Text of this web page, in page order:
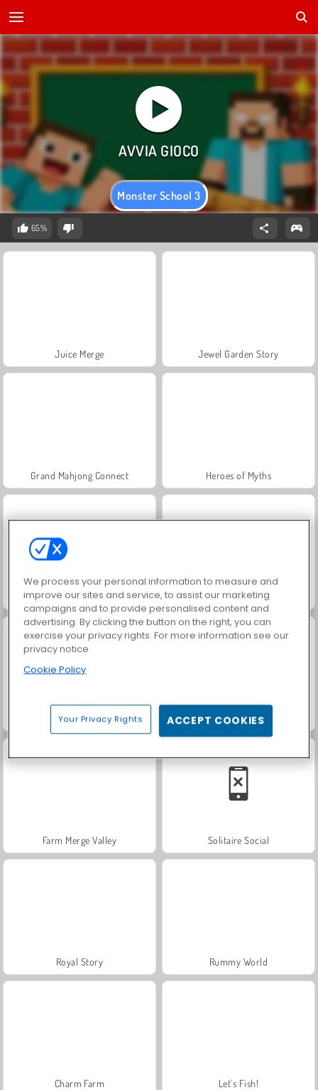
Monster School 3
65%
Juice Merge Jewel Garden Story
Grand Mahjong Connect Heroes of Myths
Masha and the Bear: Meadows Scala 40
Trollface Quest: USA 2
Farm Merge Valley Solitaire Social
Royal Story Rummy World
Charm Farm Let's Fish!
We process your personal information to measure and
improve our sites and service, to assist our marketing
campaigns and to provide personalised content and
advertising. By clicking the button on the right, you can
exercise your privacy rights. For more information see our
privacy notice
Cookie Policy
Your Privacy Rights ACCEPT COOKIES